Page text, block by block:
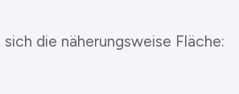
die näherungsweise Fläche: